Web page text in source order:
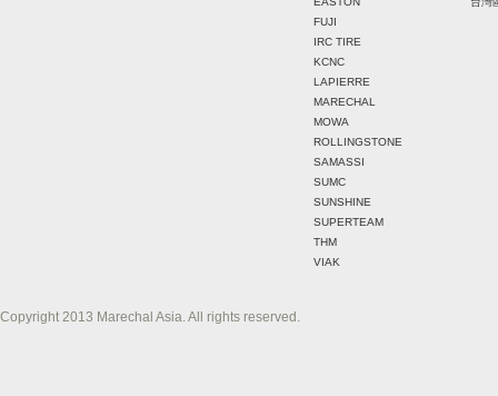
FUJI
IRC TIRE
KCNC
LAPIERRE
MARECHAL
MOWA
ROLLINGSTONE
SAMASSI
SUMC
SUNSHINE
SUPERTEAM
THM
VIAK
Copyright 2013 Marechal Asia. All rights reserved.